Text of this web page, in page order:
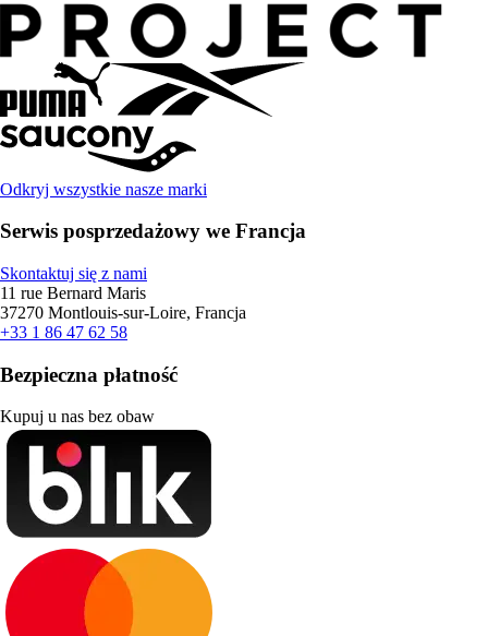
Odkryj wszystkie nasze marki
Serwis posprzedażowy we Francja
Skontaktuj się z nami
11 rue Bernard Maris
37270 Montlouis-sur-Loire, Francja
+33 1 86 47 62 58
Bezpieczna płatność
Kupuj u nas bez obaw